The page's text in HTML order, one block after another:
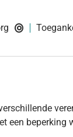
een